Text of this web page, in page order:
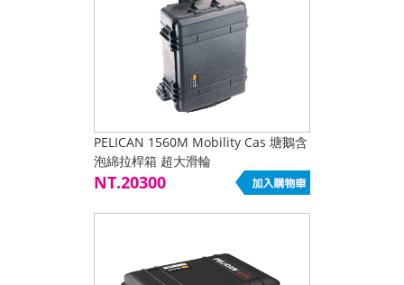
PELICAN 1560M Mobility Cas 塘鵝含
泡綿拉桿箱 超大滑輪
NT.20300